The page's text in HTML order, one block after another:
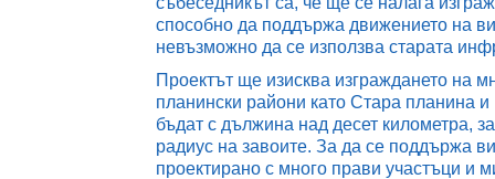
способно да поддържа движението на
невъзможно да се използва старата
Проектът ще изисква изграждането на
планински райони като Стара планина
бъдат с дължина над десет километра,
радиус на завоите. За да се поддържа
проектирано с много прави участъци и